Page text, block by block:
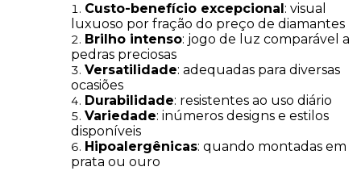
Custo-benefício excepcional: visual
luxuoso por fração do preço de diamantes
Brilho intenso: jogo de luz comparável a
pedras preciosas
Versatilidade: adequadas para diversas
ocasiões
Durabilidade: resistentes ao uso diário
Variedade: inúmeros designs e estilos
disponíveis
Hipoalergênicas: quando montadas em
prata ou ouro